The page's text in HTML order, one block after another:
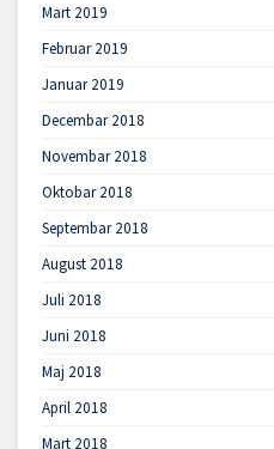
Mart 2019
Februar 2019
Januar 2019
Decembar 2018
Novembar 2018
Oktobar 2018
Septembar 2018
August 2018
Juli 2018
Juni 2018
Maj 2018
April 2018
Mart 2018